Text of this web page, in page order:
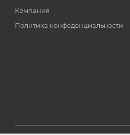
Компания
Политика конфеденциальности